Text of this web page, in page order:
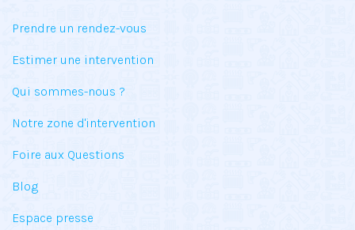
Prendre un rendez-vous
Estimer une intervention
Qui sommes-nous ?
Notre zone d'intervention
Foire aux Questions
Blog
Espace presse